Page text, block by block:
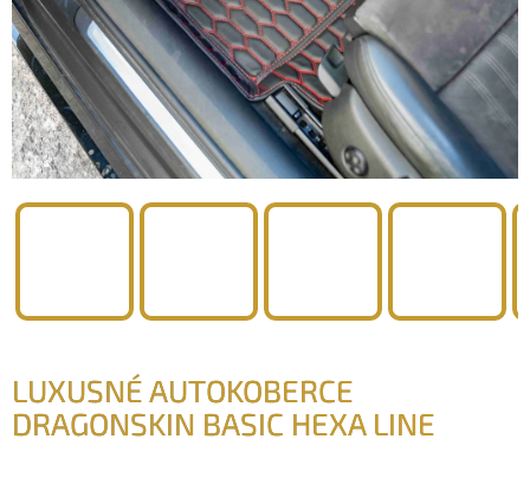
LUXUSNÉ AUTOKOBERCE
DRAGONSKIN BASIC HEXA LINE